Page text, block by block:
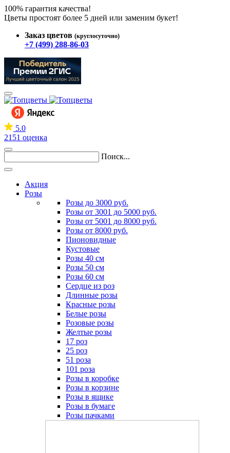
100% гарантия качества!
Цветы простоят более 5 дней или заменим букет!
Заказ цветов (круглосуточно)
+7 (499) 288-86-03
5.0
2151 оценка
Поиск...
Акция
Розы
Розы до 3000 руб.
Розы от 3001 до 5000 руб.
Розы от 5001 до 8000 руб.
Розы от 8000 руб.
Пионовидные
Кустовые
Розы 40 см
Розы 50 см
Розы 60 см
Сердце из роз
Длинные розы
Красные розы
Белые розы
Розовые розы
Желтые розы
17 роз
25 роз
51 роза
101 роза
Розы в коробке
Розы в корзине
Розы в ящике
Розы в бумаге
Розы пачками